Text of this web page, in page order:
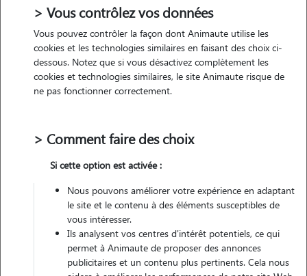
• 23 ans
Véhiculé
Contacter
L'envoi d'une demande est sans engagement
> Vous contrôlez vos données
Vous pouvez contrôler la façon dont Animaute utilise les
cookies et les technologies similaires en faisant des choix ci-
dessous. Notez que si vous désactivez complètement les
cookies et technologies similaires, le site Animaute risque de
ne pas fonctionner correctement.
> Comment faire des choix
Si cette option est activée :
Nous pouvons améliorer votre expérience en adaptant
le site et le contenu à des éléments susceptibles de
vous intéresser.
Ils analysent vos centres d'intérêt potentiels, ce qui
permet à Animaute de proposer des annonces
publicitaires et un contenu plus pertinents. Cela nous